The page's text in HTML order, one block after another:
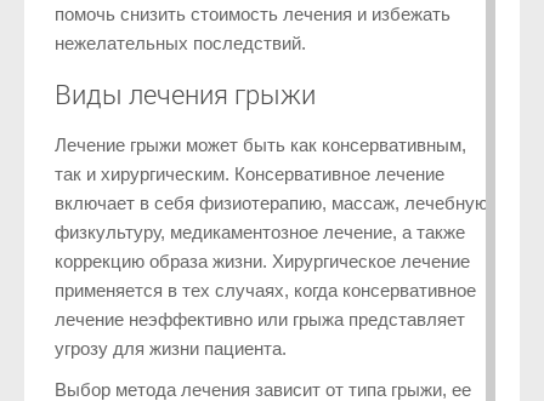
помочь снизить стоимость лечения и избежать
нежелательных последствий.
Виды лечения грыжи
Лечение грыжи может быть как консервативным,
так и хирургическим. Консервативное лечение
включает в себя физиотерапию, массаж, лечебную
физкультуру, медикаментозное лечение, а также
коррекцию образа жизни. Хирургическое лечение
применяется в тех случаях, когда консервативное
лечение неэффективно или грыжа представляет
угрозу для жизни пациента.
Выбор метода лечения зависит от типа грыжи, ее